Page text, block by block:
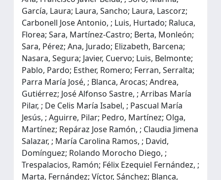
García, Laura; Laura, Sancho; Laura, Lascorz;
Carbonell Jose Antonio, ; Luis, Hurtado; Raluca,
Florea; Sara, Martínez-Castro; Berta, Monleón;
Sara, Pérez; Ana, Jurado; Elizabeth, Barcena;
Nasara, Segura; Javier, Cuervo; Luis, Belmonte;
Pablo, Pardo; Esther, Romero; Ferran, Serralta;
Parra María José, ; Blanca, Arocas; Andrea,
Gutiérrez; José Alfonso Sastre, ; Arribas María
Pilar, ; De Celis María Isabel, ; Pascual María
Jesús, ; Aguirre, Pilar; Pedro, Martínez; Olga,
Martínez; Repáraz Jose Ramón, ; Claudia Jimena
Salazar, ; María Carolina Ramos, ; David,
Domínguez; Rolando Morocho Diego, ;
Trespalacios, Ramón; Félix Ezequiel Fernández, ;
Marta, Fernández; Víctor, Sánchez; Blanca,